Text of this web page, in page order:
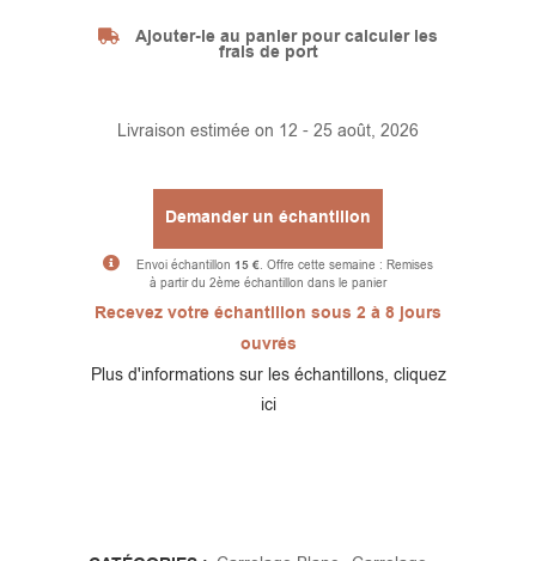
Ajouter-le au panier pour calculer les
frais de port
Livraison estimée on 12 - 25 août, 2026
Demander un échantillon
Envoi échantillon 15 € . Offre cette semaine : Remises
à partir du 2ème échantillon dans le panier
Alternative:
Recevez votre échantillon sous 2 à 8 jours
ouvrés
Plus d'informations sur les échantillons, cliquez
ici